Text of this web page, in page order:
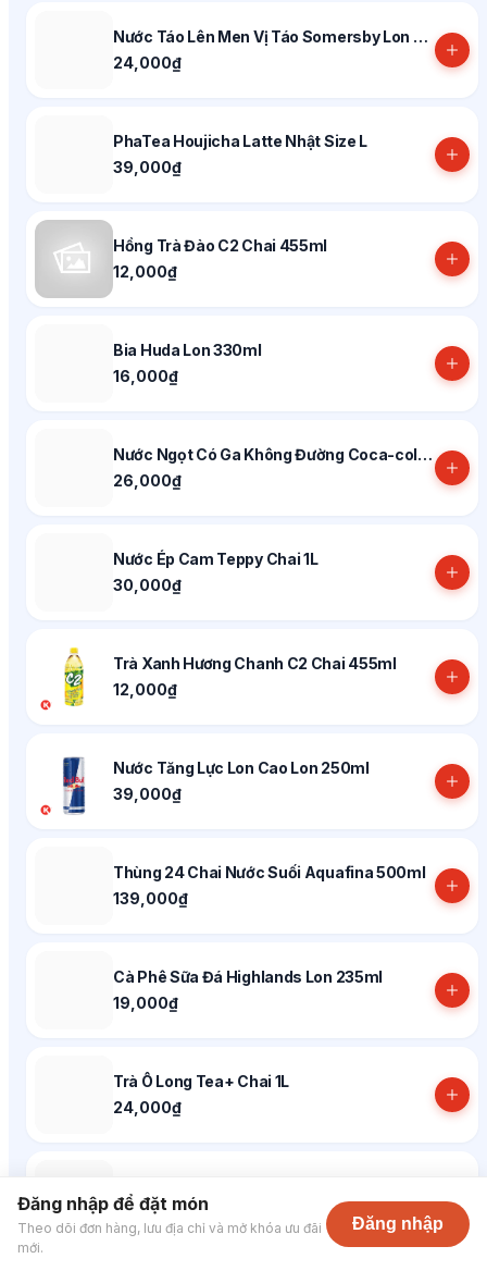
Nước Táo Lên Men Vị Táo Somersby Lon 320ml
24,000₫
PhaTea Houjicha Latte Nhật Size L
39,000₫
Hồng Trà Đào C2 Chai 455ml
12,000₫
Bia Huda Lon 330ml
16,000₫
Nước Ngọt Có Ga Không Đường Coca-cola Chai 1.5L
26,000₫
Nước Ép Cam Teppy Chai 1L
30,000₫
Trà Xanh Hương Chanh C2 Chai 455ml
12,000₫
Nước Tăng Lực Lon Cao Lon 250ml
39,000₫
Thùng 24 Chai Nước Suối Aquafina 500ml
139,000₫
Cà Phê Sữa Đá Highlands Lon 235ml
19,000₫
Trà Ô Long Tea+ Chai 1L
24,000₫
13,000₫
Đăng nhập để đặt món
Theo dõi đơn hàng, lưu địa chỉ và mở khóa ưu đãi
mới.
Đăng nhập